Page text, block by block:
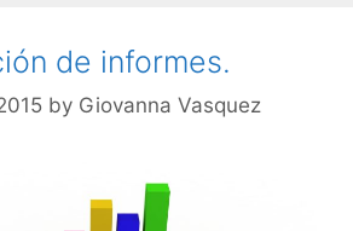
de informes.
by Giovanna Vasquez